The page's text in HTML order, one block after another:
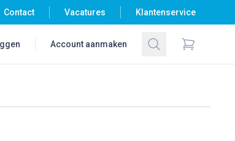
Contact Vacatures Klantenservice
Account aanmaken Zoeken
Items in